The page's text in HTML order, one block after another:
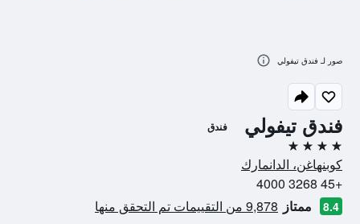
فندق تيفولي فندق
4 نجوم
كوبنهاغن، الدانمارك
+45 3268 4000
8.4 ممتاز 9,878 من التقييمات تم التحقق منها
صور لـ فندق تيفولي